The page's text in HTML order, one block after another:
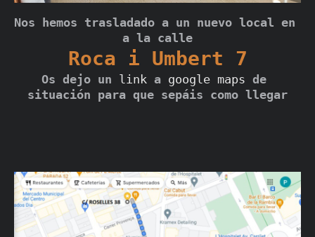
Nos hemos trasladado a un nuevo local en
Os dejo un link a google maps de